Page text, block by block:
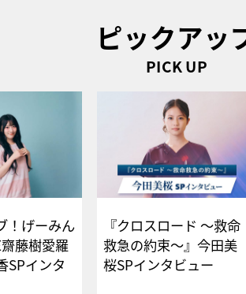
ピックアッ
PICK UP
！げーみん
藤樹愛羅
SPインタ
『クロスロード ～救命
救急の約束～』今田美
桜SPインタビュー